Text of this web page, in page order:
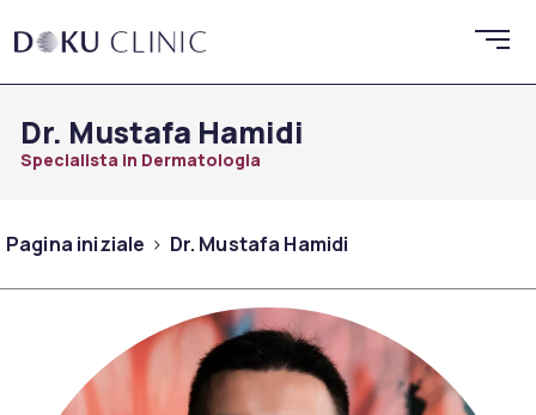
Dr. Mustafa Hamidi
Specialista in Dermatologia
Pagina iniziale Dr. Mustafa Hamidi